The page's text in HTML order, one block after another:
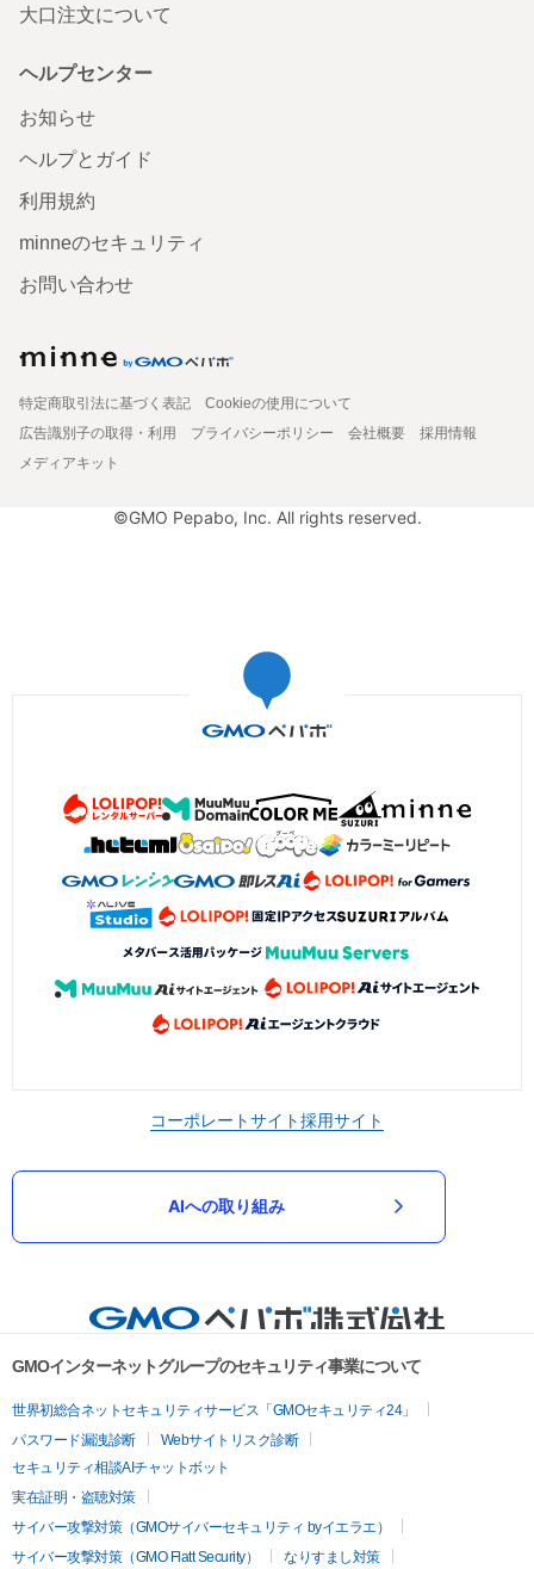
大口注文について
ヘルプセンター
お知らせ
ヘルプとガイド
利用規約
minneのセキュリティ
お問い合わせ
特定商取引法に基づく表記
Cookieの使用について
広告識別子の取得・利用
プライバシーポリシー 会社概要
採用情報
メディアキット
©GMO Pepabo, Inc. All rights reserved.
コーポレートサイト採用サイト
AIへの取り組み
GMOインターネットグループのセキュリティ事業について
世界初総合ネットセキュリティサービス「GMOセキュリティ24」
パスワード漏洩診断
Webサイトリスク診断
セキュリティ相談AIチャットボット
実在証明・盗聴対策
サイバー攻撃対策（GMOサイバーセキュリティ byイエラエ）
サイバー攻撃対策（GMO Flatt Security）
なりすまし対策